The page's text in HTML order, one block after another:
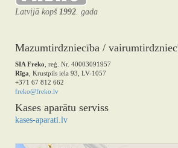
Latvijā kopš 1992. gada
Mazumtirdzniecība /
SIA Freko , reģ. Nr. 40003091957
Rīga , Krustpils iela 93, LV-1057
+371 67 812 662
freko@freko.lv
Kases aparātu serviss
kases-aparati.lv